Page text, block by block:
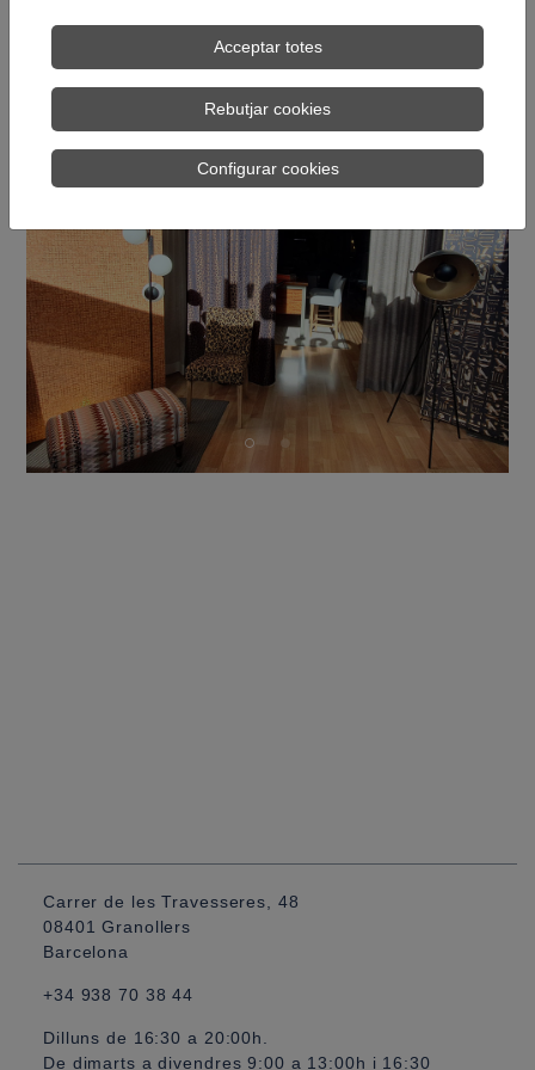
història
Carrer de les Travesseres, 48
08401 Granollers
Barcelona
+34 938 70 38 44
Dilluns de 16:30 a 20:00h.
De dimarts a divendres 9:00 a 13:00h i 16:30
Acceptar totes
Rebutjar cookies
Configurar cookies